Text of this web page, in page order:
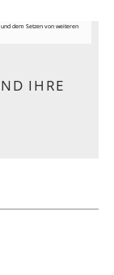
dem Setzen von weiteren
IHRE